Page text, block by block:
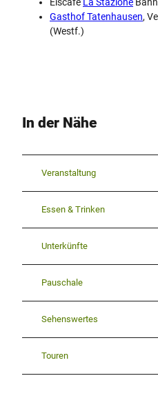
Gasthof Tatenhausen,
(Westf.)
In der Nähe
Veranstaltung
Essen & Trinken
Unterkünfte
Pauschale
Sehenswertes
Touren